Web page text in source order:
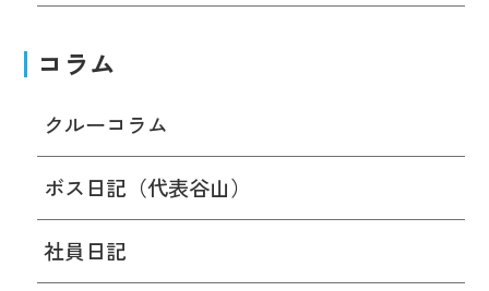
コラム
クルーコラム
ボス日記（代表谷山）
社員日記